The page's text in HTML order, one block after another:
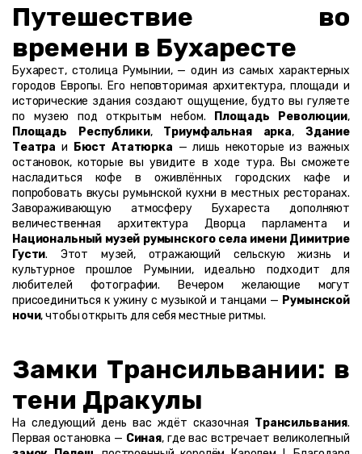
Путешествие во
времени в Бухаресте
Бухарест, столица Румынии, — один из самых характерных
городов Европы. Его неповторимая архитектура, площади и
исторические здания создают ощущение, будто вы гуляете
по музею под открытым небом.
Площадь Революции
Площадь Республики, Триумфальная арка, Здание
Театра и Бюст Ататюрка — лишь некоторые из важных
остановок, которые вы увидите в ходе тура. Вы сможете
насладиться кофе в оживлённых городских кафе и
попробовать вкусы румынской кухни в местных ресторанах.
Завораживающую атмосферу Бухареста дополняют
Национальный музей румынского села имени Димитрие
Густи. Этот музей, отражающий сельскую жизнь и
культурное прошлое Румынии, идеально подходит для
любителей фотографии. Вечером желающие могут
присоединиться к ужину с музыкой и танцами — Румынской
ночи, чтобы открыть для себя местные ритмы.
Замки Трансильвании: в
тени Дракулы
На следующий день вас ждёт сказочная Трансильвания.
Первая остановка — Синая